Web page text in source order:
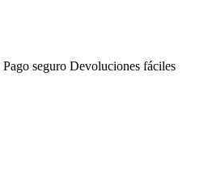
Pago seguro Devoluciones fáciles